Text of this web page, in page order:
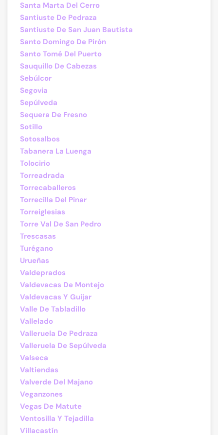
Santa Marta Del Cerro
Santiuste De Pedraza
Santiuste De San Juan Bautista
Santo Domingo De Pirón
Santo Tomé Del Puerto
Sauquillo De Cabezas
Sebúlcor
Segovia
Sepúlveda
Sequera De Fresno
Sotillo
Sotosalbos
Tabanera La Luenga
Tolocirio
Torreadrada
Torrecaballeros
Torrecilla Del Pinar
Torreiglesias
Torre Val De San Pedro
Trescasas
Turégano
Urueñas
Valdeprados
Valdevacas De Montejo
Valdevacas Y Guijar
Valle De Tabladillo
Vallelado
Valleruela De Pedraza
Valleruela De Sepúlveda
Valseca
Valtiendas
Valverde Del Majano
Veganzones
Vegas De Matute
Ventosilla Y Tejadilla
Villacastín